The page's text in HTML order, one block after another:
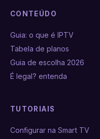
CONTEÚDO
Guia: o que é IPTV
Tabela de planos
Guia de escolha 2026
É legal? entenda
TUTORIAIS
Configurar na Smart TV